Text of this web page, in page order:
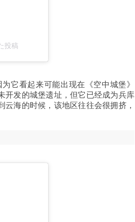
投稿
它看起来可能出现在《空中城堡》
开发的城堡遗址，但它已经成为兵库
海的时候，该地区往往会很拥挤，